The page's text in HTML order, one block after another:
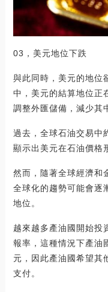
03，美元地位下跌
與此同時，美元的地位
中，美元的結算地位正
調整外匯儲備，減少其
過去，全球石油交易中
顯示出美元在石油價格
然而，隨著全球經濟和
全球化的趨勢可能會逐
地位。
越來越多產油國開始投
報率，這種情況下產油
元，因此產油國希望其
支付。